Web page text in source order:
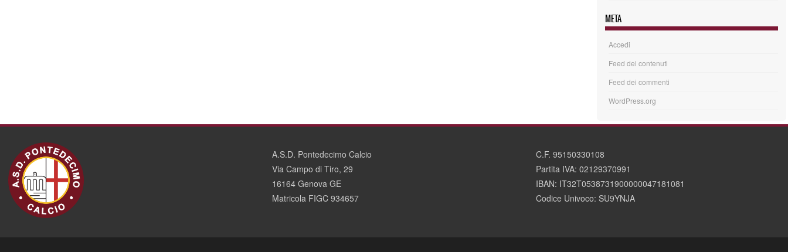
META
Accedi
Feed dei contenuti
Feed dei commenti
WordPress.org
A.S.D. Pontedecimo Calcio
Via Campo di Tiro, 29
16164 Genova GE
Matricola FIGC 934657
C.F. 95150330108
Partita IVA: 02129370991
IBAN: IT32T0538731900000047181081
Codice Univoco: SU9YNJA